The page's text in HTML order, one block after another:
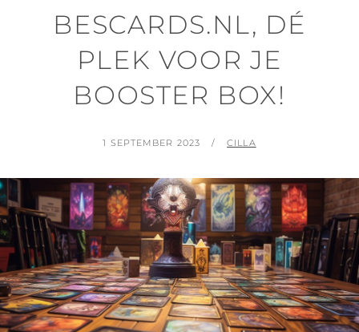
BESCARDS.NL, DÉ
PLEK VOOR JE
BOOSTER BOX!
POSTED
1 SEPTEMBER 2023 BY
CILLA